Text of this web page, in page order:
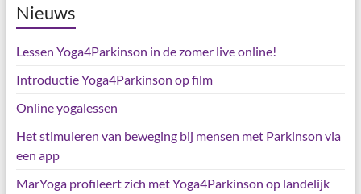
Nieuws
Lessen Yoga4Parkinson in de zomer live online!
Introductie Yoga4Parkinson op film
Online yogalessen
Het stimuleren van beweging bij mensen met Parkinson via
een app
MarYoga profileert zich met Yoga4Parkinson op landelijk